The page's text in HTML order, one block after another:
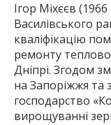
Ігор Міхєєв
Василівського
кваліфікацію
ремонту
Дніпрі. Згодом
на Запоріжжя та
господарство
вирощуванні